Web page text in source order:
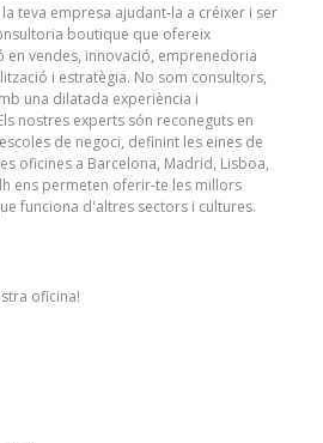
teva empresa ajudant-la a créixer i ser
boutique que ofereix
en vendes, innovació, emprenedoria
i estratègia. No som consultors,
una dilatada experiència i
nostres experts són reconeguts en
de negoci, definint les eines de
oficines a Barcelona, ​​Madrid, Lisboa,
ens permeten oferir-te les millors
funciona d'altres sectors i cultures.
oficina!